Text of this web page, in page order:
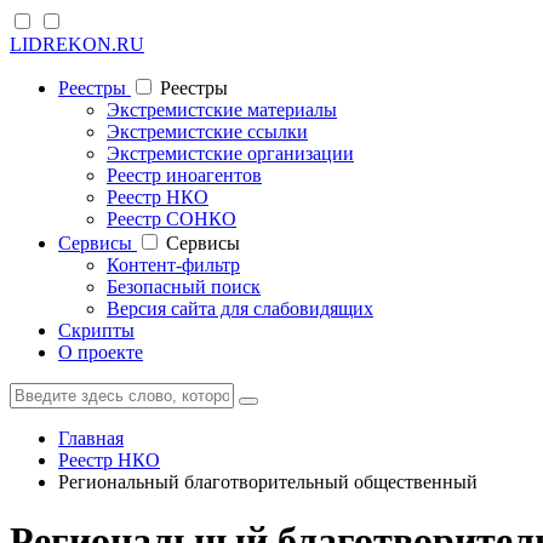
LIDREKON.RU
Реестры
Реестры
Экстремистские материалы
Экстремистские ссылки
Экстремистские организации
Реестр иноагентов
Реестр НКО
Реестр СОНКО
Cервисы
Cервисы
Контент-фильтр
Безопасный поиск
Версия сайта для слабовидящих
Скрипты
О проекте
Главная
Реестр НКО
Региональный благотворительный общественный